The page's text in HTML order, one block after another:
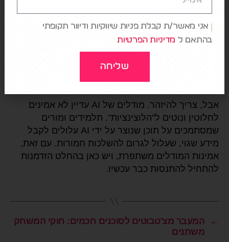
לבתי ספר יכול ליצור חוויות למידה מרתקות,
המאפשרות למידה חווייתית בתחומים כמו מדע
אתגרי אמינות
אבל, צריך להיזהר. מודלים של AI עדיין לא אמינים
לחלוטין ונוטים ל"הלוצינציות". תלמידים ומורים
שמסתמכים על תוכן שנוצר על ידי AI עלולים לקבל
מידע שגוי, שעלול לגרום להשלכות חמורות. עם זאת,
אמינות המודלים משתפרת, ויש כאן בהחלט הזדמנות
להתחיל להתנסות כבר עכשיו.
←
המעבר מצ'טבוטים לסוכנים חכמים: חוקי המשחק
משתנים
אני מאשר/ת קבלת פניות שיווקיות ודיוור תקופתי
בהתאם ל מדיניות הפרטיות
שליחה